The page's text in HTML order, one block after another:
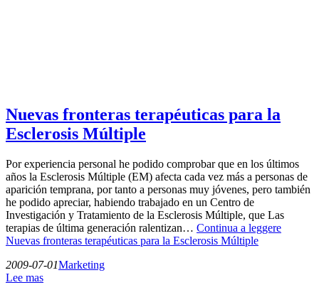
Nuevas fronteras terapéuticas para la
Esclerosis Múltiple
Por experiencia personal he podido comprobar que en los últimos
años la Esclerosis Múltiple (EM) afecta cada vez más a personas de
aparición temprana, por tanto a personas muy jóvenes, pero también
he podido apreciar, habiendo trabajado en un Centro de
Investigación y Tratamiento de la Esclerosis Múltiple, que Las
terapias de última generación ralentizan… Continua a leggere
Nuevas fronteras terapéuticas para la Esclerosis Múltiple
2009-07-01Marketing
Lee mas